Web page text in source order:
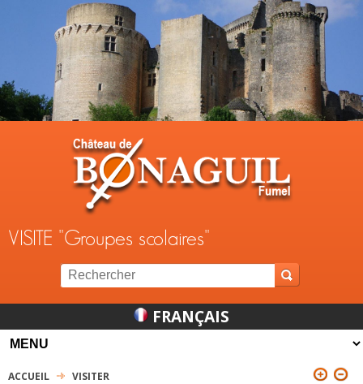
Jump to navigation
VISITE "Groupes scolaires"
FRANÇAIS
ACCUEIL VISITER